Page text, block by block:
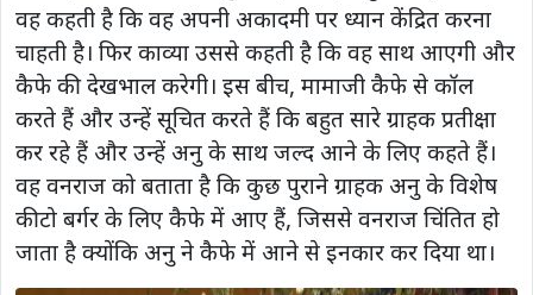
वह कहती है कि वह अपनी अकादमी पर ध्यान केंद्रित करना
चाहती है। फिर काव्या उससे कहती है कि वह साथ आएगी और
कैफे की देखभाल करेगी। इस बीच, मामाजी कैफे से कॉल
करते हैं और उन्हें सूचित करते हैं कि बहुत सारे ग्राहक प्रतीक्षा
कर रहे हैं और उन्हें अनु के साथ जल्द आने के लिए कहते हैं।
वह वनराज को बताता है कि कुछ पुराने ग्राहक अनु के विशेष
कीटो बर्गर के लिए कैफे में आए हैं, जिससे वनराज चिंतित हो
जाता है क्योंकि अनु ने कैफे में आने से इनकार कर दिया था।